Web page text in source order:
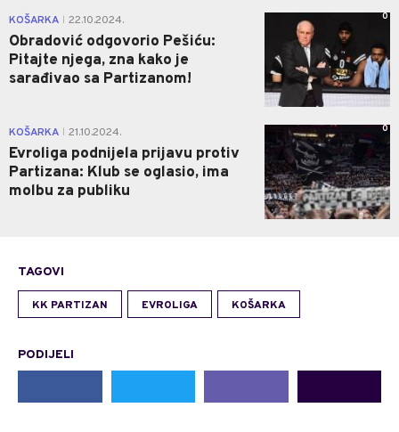
KOŠARKA 22.10.2024.
Obradović odgovorio Pešiću:
Pitajte njega, zna kako je
sarađivao sa Partizanom!
0
KOŠARKA 21.10.2024.
Evroliga podnijela prijavu protiv
Partizana: Klub se oglasio, ima
molbu za publiku
0
TAGOVI
KK PARTIZAN EVROLIGA KOŠARKA
PODIJELI